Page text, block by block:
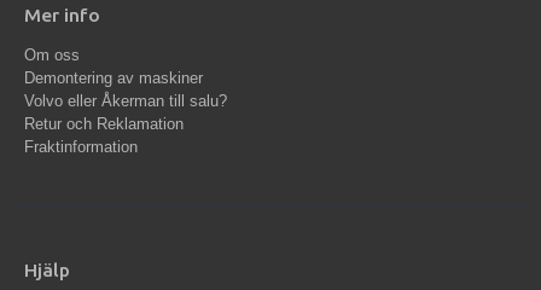
Mer info
Om oss
Demontering av maskiner
Volvo eller Åkerman till salu?
Retur och Reklamation
Fraktinformation
Hjälp